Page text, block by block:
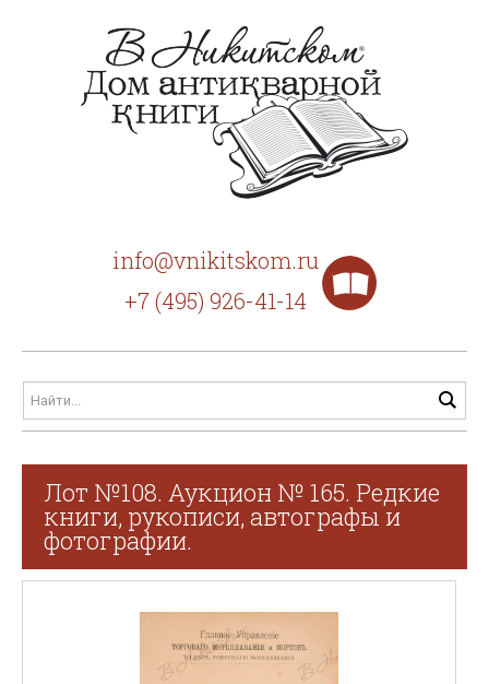
info@vnikitskom.ru
+7 (495) 926-41-14
Лот №108. Аукцион № 165. Редкие
книги, рукописи, автографы и
фотографии.